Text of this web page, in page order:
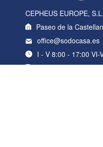
CEPHEUS EUROPE,
Paseo de la
office@sodocasa.es
I - V 8:00 - 17:00 VI-
+34 919 22 76 98